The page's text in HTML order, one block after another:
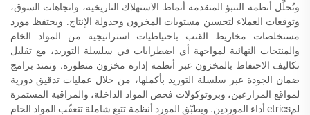
وتُحلِّل أنظمة التنبؤ المتقدمة أنماط الاستهلاك التاريخية، واتجاهات السوق،
وتوقعات العملاء لتحسين مستويات المخزون وجدولة الإنتاج. ويحتفظ مورد
مستخلصات مخاريط القنب باحتياطيات استراتيجية من المواد الخام
والمنتجات النهائية لمواجهة أي اضطرابات في سلسلة التوريد، مع تقليل
تكاليف الاحتفاظ بالمخزون عبر أنظمة إدارة مخزون متطورة. وتمتد برامج
ضمان الجودة عبر سلسلة التوريد بأكملها، من خلال عمليات تدقيق دورية
لمواقع المزارعين، وبروتوكولات فحص المواد الداخلة، والمراقبة المستمرة
لمetrics أداء الموردين. ويطبّق المورد أنظمة تتبع شاملة تتعقّب المواد الخام